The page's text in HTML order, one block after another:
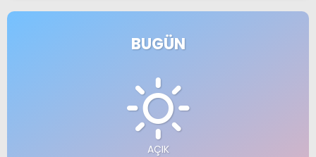
BUGÜN
AÇIK